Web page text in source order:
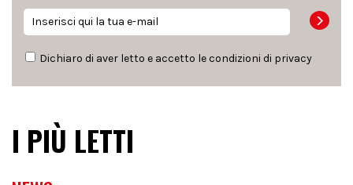
Dichiaro di aver letto e accetto le condizioni di privacy
I PIÙ LETTI